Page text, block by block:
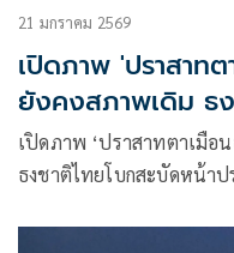
21 มกราคม 2569
เปิดภาพ 'ปราสาท
ยังคงสภาพเดิม ธ
ปราสาท
เปิดภาพ ‘ปราสาทตาเมือ
ธงชาติไทยโบกสะบัดหน้า